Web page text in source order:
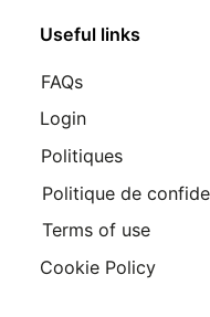
Useful links
FAQs
Login
Politiques
Politique de
Terms of use
Cookie Policy